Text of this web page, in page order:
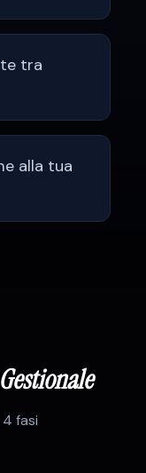
tra
alla tua
fasi